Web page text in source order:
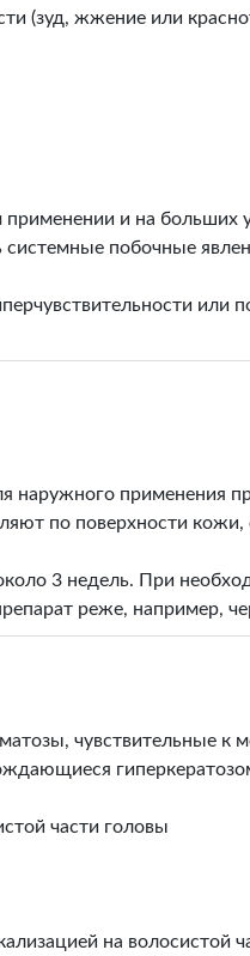
(зуд, жжение или
и на больших
побочные
наружного применения
по поверхности кожи,
3 недель. При
реже, например,
чувствительные к
части головы
на волосистой